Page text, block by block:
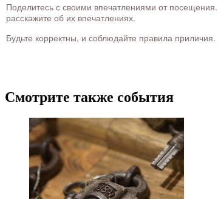
Поделитесь с своими впечатлениями от
расскажите об их впечатлениях.
Будьте корректны, и соблюдайте правила приличия.
Смотрите также события